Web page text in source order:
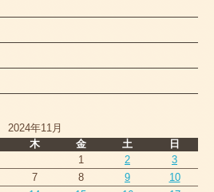
2024年11月
木 金 土
日
1
2
3
7 8 9
10